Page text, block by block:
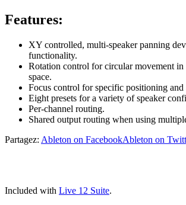
Features:
XY controlled, multi-speaker panning
functionality.
Rotation control for circular movement in
space.
Focus control for specific positioning and
Eight presets for a variety of speaker
Per-channel routing.
Shared output routing when using
Partagez: Ableton on FacebookAbleton on
Included with Live 12 Suite.